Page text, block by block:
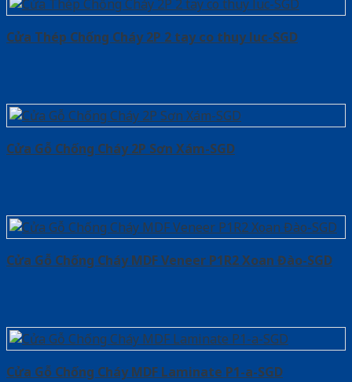
Cửa Thép Chống Cháy 2P 2 tay co thuy luc-SGD
Cửa Gỗ Chống Cháy 2P Sơn Xám-SGD
Cửa Gỗ Chống Cháy MDF Veneer P1R2 Xoan Đào-SGD
Cửa Gỗ Chống Cháy MDF Laminate P1-a-SGD